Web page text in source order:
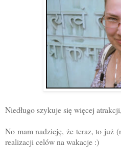
Niedługo szykuje się więcej
No mam nadzieję, że teraz, to już
realizacji celów na wakacje :)